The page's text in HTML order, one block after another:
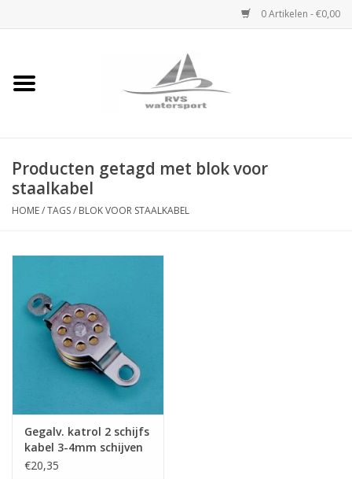
0 Artikelen - €0,00
Home
Rvs Dekbeslag
Rvs Accessoires
Rvs Ketting
Handlier
Staalkabel
Rvs Sluiting
Rvs Staalkabel spanner
Producten getagd met blok voor
staalkabel
HOME/TAGS/ BLOK VOOR STAALKABEL
Gegalv. katrol 2 schijfs
kabel 3-4mm schijven
messing gelagerd
€20,35